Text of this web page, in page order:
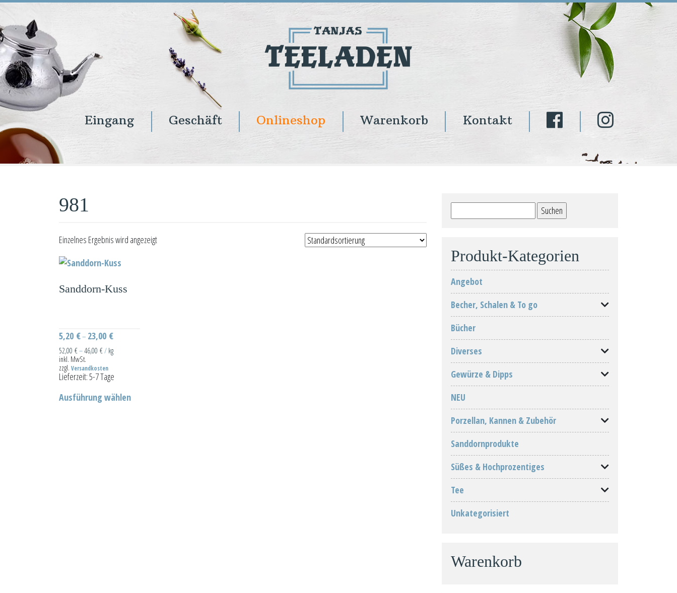
Eingang Geschäft Onlineshop Warenkorb Kontakt
981
Einzelnes Ergebnis wird angezeigt
Sanddorn-Kuss
5,20 €– 23,00 €
52,00 €–46,00 €/ kg
inkl. MwSt.
zzgl. Versandkosten
Lieferzeit:5-7 Tage
Ausführung wählenProdukt
nach:
Produkt-Kategorien
Angebot
Becher, Schalen & To go
Bücher
Diverses
Gewürze & Dipps
NEU
Porzellan, Kannen & Zubehör
Sanddornprodukte
Süßes & Hochprozentiges
Tee
Unkategorisiert
Warenkorb
Eingang
Geschäft
Onlineshop
Warenkorb
Kontakt